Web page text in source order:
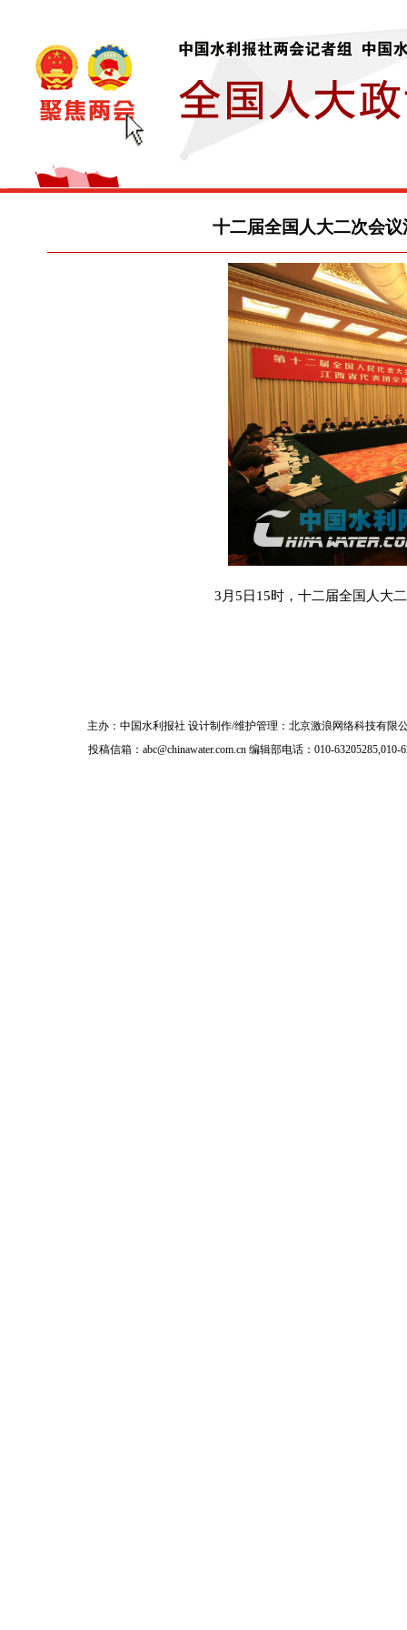
十二届全国人大二次会
3月5日15时，十二届全国人大
主办： 中国水利报社 设计制作/维护管理：北京激浪网络科技有限
投稿信箱：abc@chinawater.com.cn 编辑部电话：010-63205285,010-